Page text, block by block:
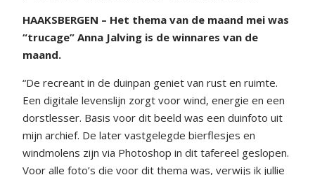
HAAKSBERGEN – Het thema van de maand mei was
“trucage” Anna Jalving is de winnares van de
maand.
“De recreant in de duinpan geniet van rust en ruimte.
Een digitale levenslijn zorgt voor wind, energie en een
dorstlesser. Basis voor dit beeld was een duinfoto uit
mijn archief. De later vastgelegde bierflesjes en
windmolens zijn via Photoshop in dit tafereel geslopen.
Voor alle foto’s die voor dit thema was, verwijs ik jullie